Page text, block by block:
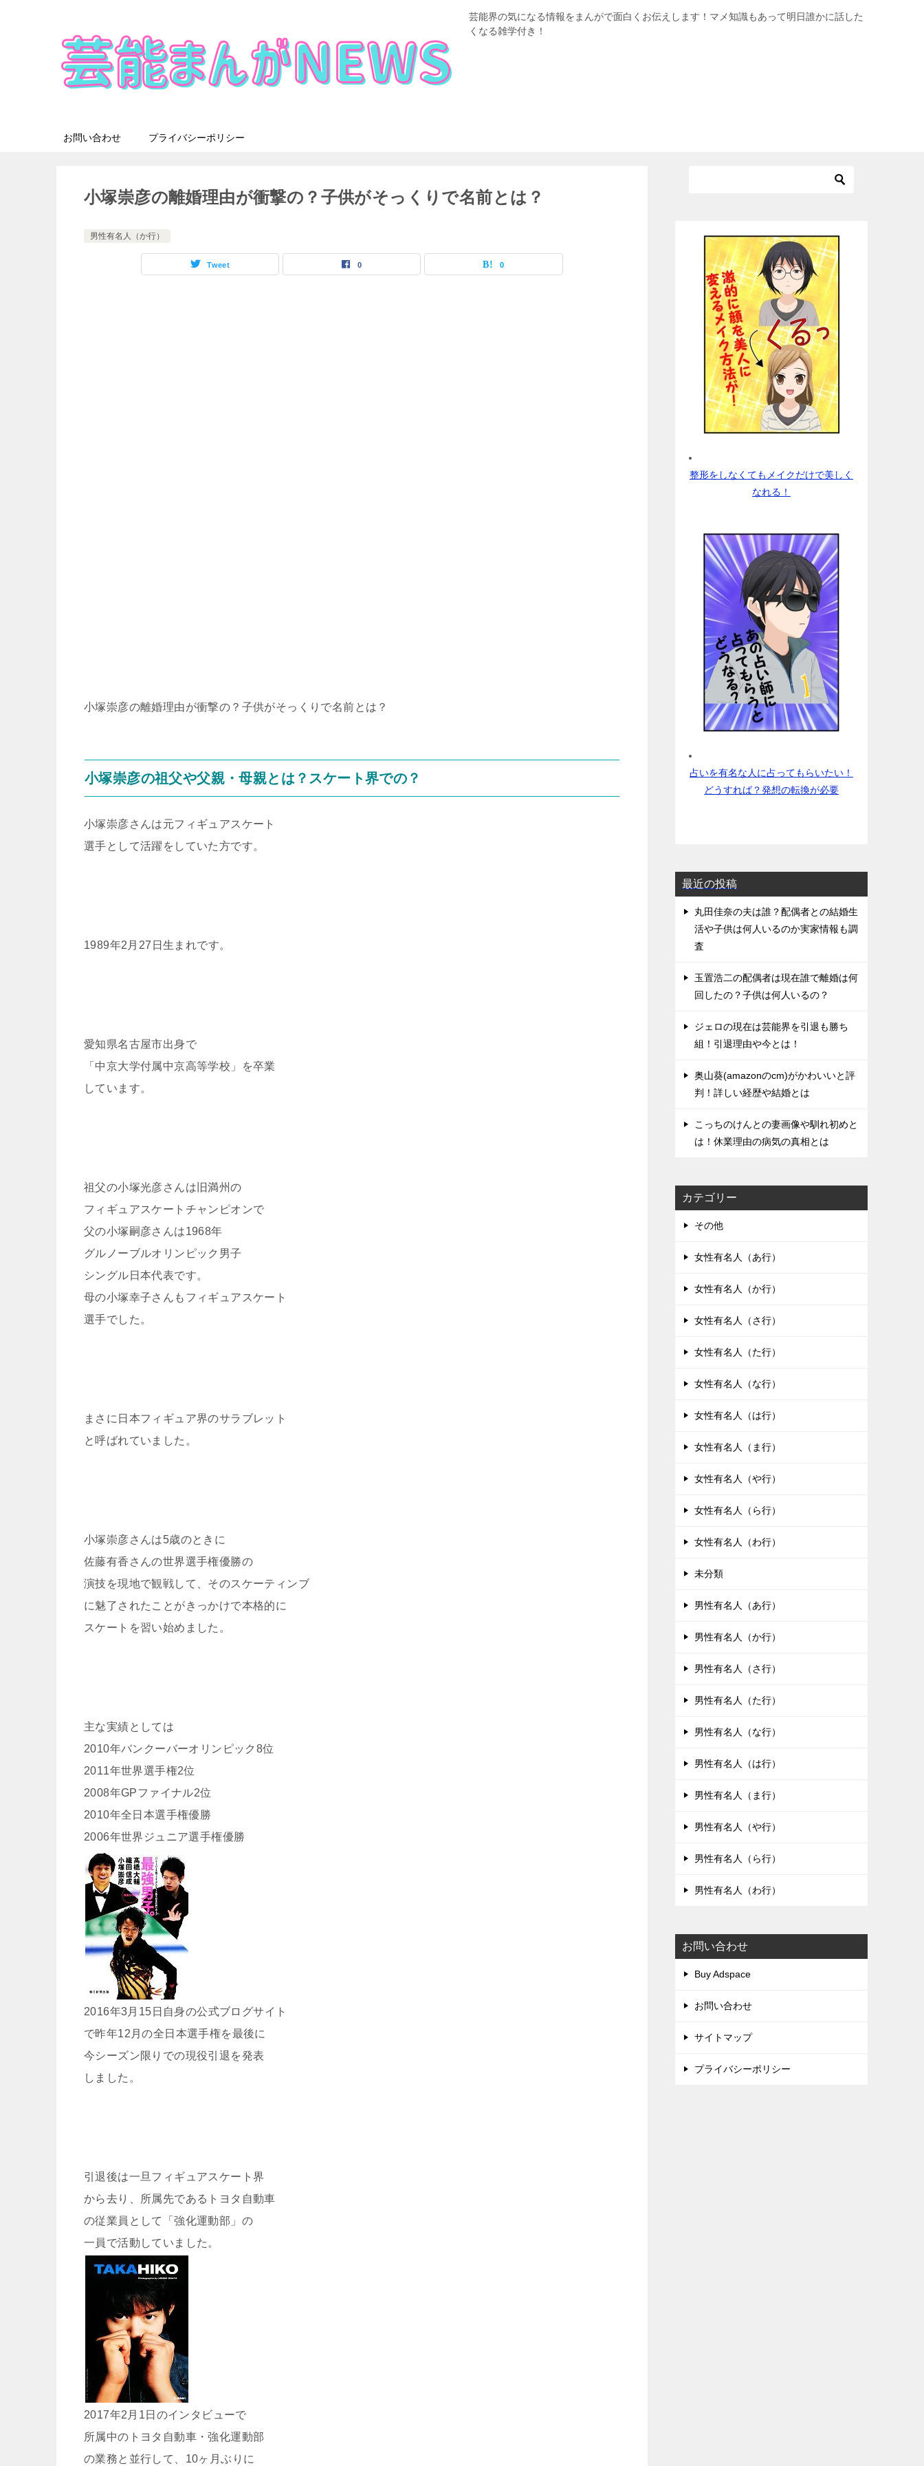
芸能界の気になる情報をまんがで面白くお伝えします！マメ知識もあって明日誰かに話した
くなる雑学付き！
お問い合わせ プライバシーポリシー
小塚崇彦の離婚理由が衝撃の？子供がそっくりで名前とは？
男性有名人（か行）
Tweet 0 0
小塚崇彦の離婚理由が衝撃の？子供がそっくりで名前とは？
小塚崇彦の祖父や父親・母親とは？スケート界での？
小塚崇彦さんは元フィギュアスケート
選手として活躍をしていた方です。
1989年2月27日生まれです。
愛知県名古屋市出身で
「中京大学付属中京高等学校」を卒業
しています。
祖父の小塚光彦さんは旧満州の
フィギュアスケートチャンピオンで
父の小塚嗣彦さんは1968年
グルノーブルオリンピック男子
シングル日本代表です。
母の小塚幸子さんもフィギュアスケート
選手でした。
まさに日本フィギュア界のサラブレット
と呼ばれていました。
小塚崇彦さんは5歳のときに
佐藤有香さんの世界選手権優勝の
演技を現地で観戦して、そのスケーティンブ
に魅了されたことがきっかけで本格的に
スケートを習い始めました。
主な実績としては
2010年バンクーバーオリンピック8位
2011年世界選手権2位
2008年GPファイナル2位
2010年全日本選手権優勝
2006年世界ジュニア選手権優勝
2016年3月15日自身の公式ブログサイト
で昨年12月の全日本選手権を最後に
今シーズン限りでの現役引退を発表
しました。
引退後は一旦フィギュアスケート界
から去り、所属先であるトヨタ自動車
の従業員として「強化運動部」の
一員で活動していました。
2017年2月1日のインタビューで
所属中のトヨタ自動車・強化運動部
の業務と並行して、10ヶ月ぶりに
整形をしなくてもメイクだけで美しく
なれる！
占いを有名な人に占ってもらいたい！
どうすれば？発想の転換が必要
最近の投稿
丸田佳奈の夫は誰？配偶者との結婚生
活や子供は何人いるのか実家情報も調
査
玉置浩二の配偶者は現在誰で離婚は何
回したの？子供は何人いるの？
ジェロの現在は芸能界を引退も勝ち
組！引退理由や今とは！
奥山葵(amazonのcm)がかわいいと評
判！詳しい経歴や結婚とは
こっちのけんとの妻画像や馴れ初めと
は！休業理由の病気の真相とは
カテゴリー
その他
女性有名人（あ行）
女性有名人（か行）
女性有名人（さ行）
女性有名人（た行）
女性有名人（な行）
女性有名人（は行）
女性有名人（ま行）
女性有名人（や行）
女性有名人（ら行）
女性有名人（わ行）
未分類
男性有名人（あ行）
男性有名人（か行）
男性有名人（さ行）
男性有名人（た行）
男性有名人（な行）
男性有名人（は行）
男性有名人（ま行）
男性有名人（や行）
男性有名人（ら行）
男性有名人（わ行）
お問い合わせ
Buy Adspace
お問い合わせ
サイトマップ
プライバシーポリシー